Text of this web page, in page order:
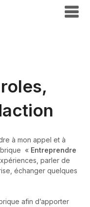
à mon appel et à
« Entreprendre
parler de
échanger quelques
afin d’apporter